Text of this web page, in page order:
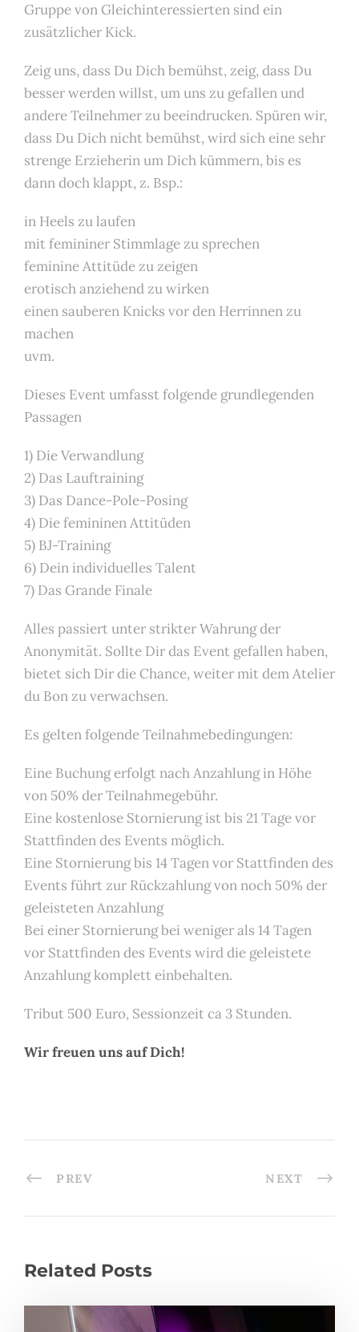
Gruppe von Gleichinteressierten sind ein
zusätzlicher Kick.
Zeig uns, dass Du Dich bemühst, zeig, dass Du
besser werden willst, um uns zu gefallen und
andere Teilnehmer zu beeindrucken. Spüren wir,
dass Du Dich nicht bemühst, wird sich eine sehr
strenge Erzieherin um Dich kümmern, bis es
dann doch klappt, z. Bsp.:
in Heels zu laufen
mit femininer Stimmlage zu sprechen
feminine Attitüde zu zeigen
erotisch anziehend zu wirken
einen sauberen Knicks vor den Herrinnen zu
machen
uvm.
Dieses Event umfasst folgende grundlegenden
Passagen
1) Die Verwandlung
2) Das Lauftraining
3) Das Dance-Pole-Posing
4) Die femininen Attitüden
5) BJ-Training
6) Dein individuelles Talent
7) Das Grande Finale
Alles passiert unter strikter Wahrung der
Anonymität. Sollte Dir das Event gefallen haben,
bietet sich Dir die Chance, weiter mit dem Atelier
du Bon zu verwachsen.
Es gelten folgende Teilnahmebedingungen:
Eine Buchung erfolgt nach Anzahlung in Höhe
von 50% der Teilnahmegebühr.
Eine kostenlose Stornierung ist bis 21 Tage vor
Stattfinden des Events möglich.
Eine Stornierung bis 14 Tagen vor Stattfinden des
Events führt zur Rückzahlung von noch 50% der
geleisteten Anzahlung
Bei einer Stornierung bei weniger als 14 Tagen
vor Stattfinden des Events wird die geleistete
Anzahlung komplett einbehalten.
Tribut 500 Euro, Sessionzeit ca 3 Stunden.
Wir freuen uns auf Dich!
PREV NEXT
Related Posts